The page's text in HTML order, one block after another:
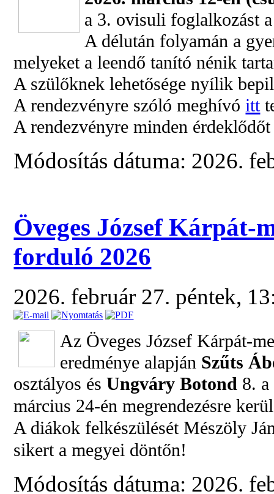
a 3. ovisuli foglalkozást
A délután folyamán a
melyeket a leendő tanító nénik
A szülőknek lehetősége nyílik
A rendezvényre szóló meghívó itt
A rendezvényre minden
Módosítás dátuma: 2026.
Öveges József Kárpát-
forduló 2026
2026. február 27. péntek,
Az Öveges József Kárpát-
eredménye alapján Szűts
osztályos ésUngváry Botond 8.
március 24-én megrendezésre
A diákok felkészülését Mészöly
sikert a megyei döntőn!
Módosítás dátuma: 2026.